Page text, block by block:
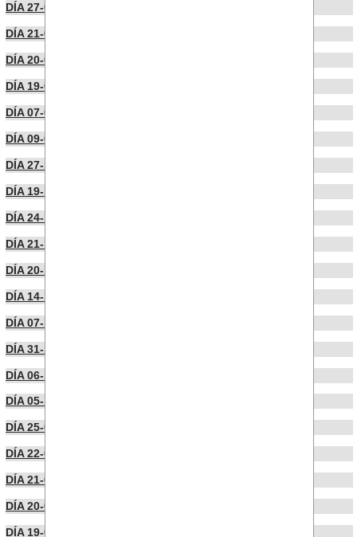
DÍA 27-02-2024
DÍA 21-02-2024
DÍA 20-02-2024
DÍA 19-02-2024
DÍA 07-02-2024
DÍA 09-01-2024
DÍA 27-12-2023
DÍA 19-12-2023
DÍA 24-11-2023
DÍA 21-11-2023
DÍA 20-11-2023
DÍA 14-11-2023
DÍA 07-11-2023
DÍA 31-10-2023
DÍA 06-10-2023
DÍA 05-10-2023
DÍA 25-09-2023
DÍA 22-09-2023
DÍA 21-09-2023
DÍA 20-09-2023
DÍA 19-09-2023